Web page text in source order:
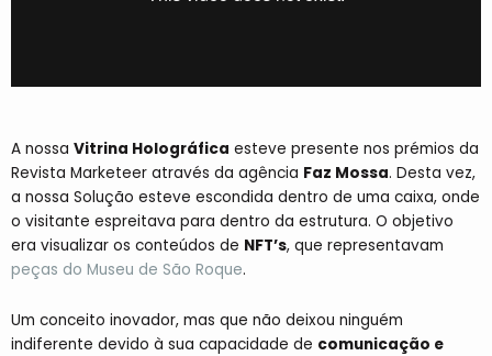
A nossa Vitrina Holográfica esteve presente nos prémios da
Revista Marketeer através da agência Faz Mossa. Desta vez,
a nossa Solução esteve escondida dentro de uma caixa, onde
o visitante espreitava para dentro da estrutura. O objetivo
era visualizar os conteúdos de NFT’s, que representavam
peças do Museu de São Roque.
Um conceito inovador, mas que não deixou ninguém
indiferente devido à sua capacidade de comunicação e